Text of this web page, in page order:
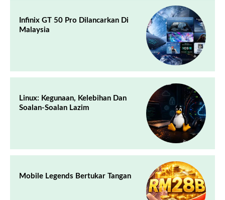
Infinix GT 50 Pro Dilancarkan Di
Malaysia
Linux: Kegunaan, Kelebihan Dan
Soalan-Soalan Lazim
Mobile Legends Bertukar Tangan